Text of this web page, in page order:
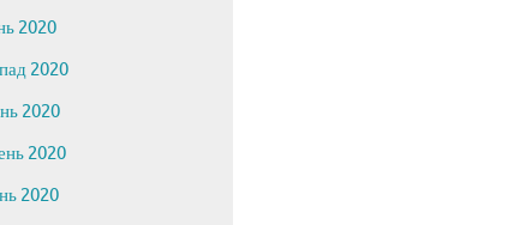
2020
2020
2020
2020
2020